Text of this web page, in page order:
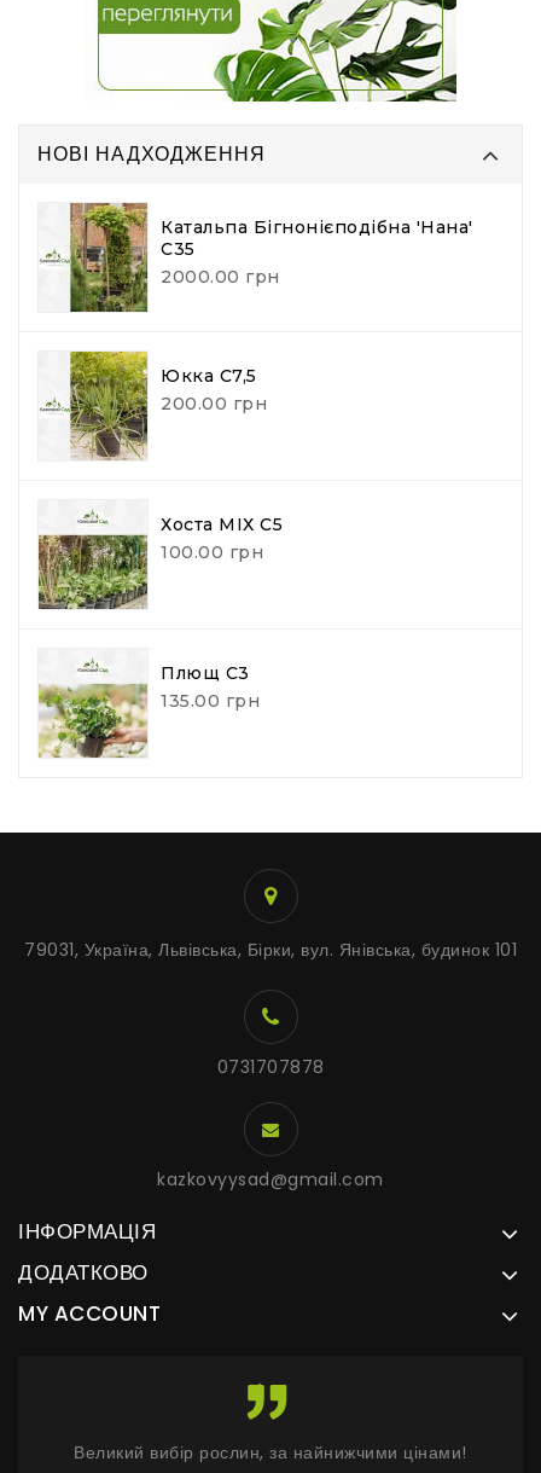
НОВІ НАДХОДЖЕННЯ
Катальпа Бігнонієподібна 'Нана'
С35
2000.00 грн
Юкка С7,5
200.00 грн
Хоста МІХ С5
100.00 грн
Плющ С3
135.00 грн
79031, Україна, Львівська, Бірки, вул. Янівська, будинок 101
0731707878
kazkovyysad@gmail.com
ІНФОРМАЦІЯ
ДОДАТКОВО
MY ACCOUNT
Великий вибір рослин, за найнижчими цінами!